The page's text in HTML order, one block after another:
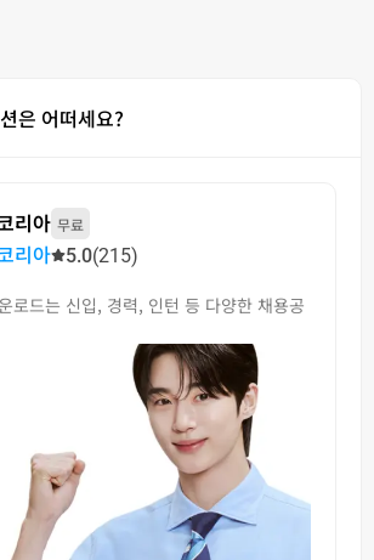
은 어떠세요?
리아 무료
리아 5.0(215)
로드는 신입, 경력, 인턴 등 다양한 채용공